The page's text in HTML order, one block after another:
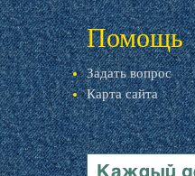
Помощь
Задать вопрос
Карта сайта